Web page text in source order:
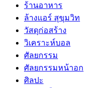
ร้านอาหาร
ล้างแอร์ สุขุมวิท
วัสดุก่อสร้าง
วิเคราะห์บอล
ศัลยกรรม
ศัลยกรรมหน้าอก
ศิลปะ